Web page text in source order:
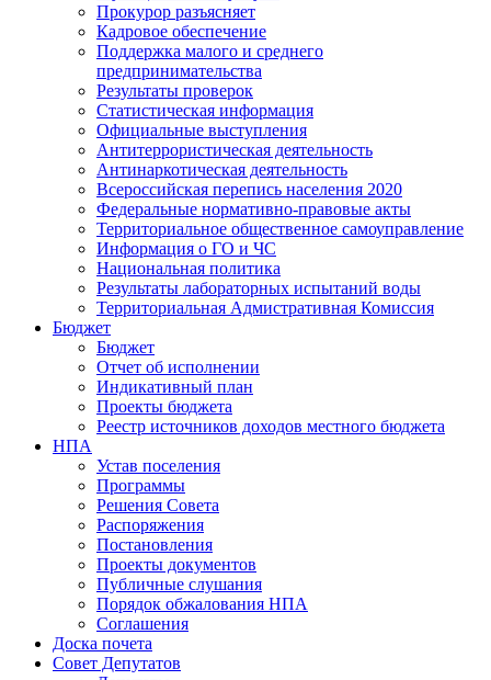
Прокурор разъясняет
Кадровое обеспечение
Поддержка малого и среднего
предпринимательства
Результаты проверок
Статистическая информация
Официальные выступления
Антитеррористическая деятельность
Антинаркотическая деятельность
Всероссийская перепись населения 2020
Федеральные нормативно-правовые акты
Территориальное общественное самоуправление
Информация о ГО и ЧС
Национальная политика
Результаты лабораторных испытаний воды
Территориальная Адмистративная Комиссия
Бюджет
Бюджет
Отчет об исполнении
Индикативный план
Проекты бюджета
Реестр источников доходов местного бюджета
НПА
Устав поселения
Программы
Решения Совета
Распоряжения
Постановления
Проекты документов
Публичные слушания
Порядок обжалования НПА
Соглашения
Доска почета
Совет Депутатов